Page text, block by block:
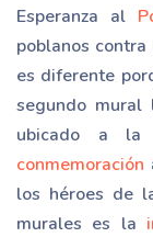
Esperanza al
poblanos
es diferente
segundo mural
ubicado a
conmemoración
los héroes de
murales es la